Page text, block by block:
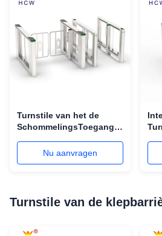
Turnstile van het de
SchommelingsToegangsbeheer
Vingerafdruk/Gezichtserkenning
Nu aanvragen
Turnstile van de